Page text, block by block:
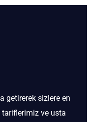
getirerek sizlere en
tariflerimiz ve usta